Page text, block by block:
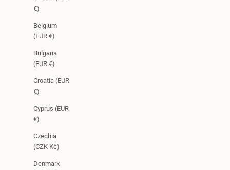
€)
Belgium
(EUR €)
Bulgaria
(EUR €)
Croatia (EUR
€)
Cyprus (EUR
€)
Czechia
(CZK Kč)
Denmark